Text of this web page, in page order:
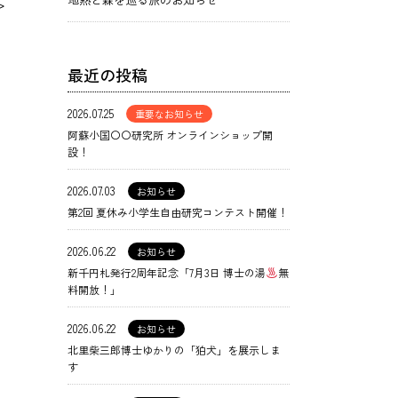
最近の投稿
2026.07.25 重要なお知らせ
阿蘇小国〇〇研究所 オンラインショップ開
設！
2026.07.03 お知らせ
第2回 夏休み小学生自由研究コンテスト開催！
2026.06.22 お知らせ
新千円札発行2周年記念「7月3日 博士の湯
無
料開放！」
2026.06.22 お知らせ
北里柴三郎博士ゆかりの「狛犬」を展示しま
す